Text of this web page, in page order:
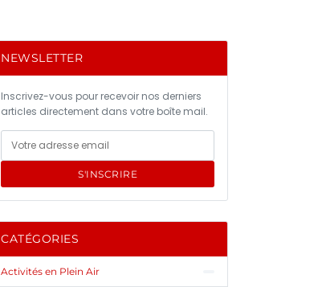
NEWSLETTER
Inscrivez-vous pour recevoir nos derniers
articles directement dans votre boîte mail.
S'INSCRIRE
CATÉGORIES
Activités en Plein Air